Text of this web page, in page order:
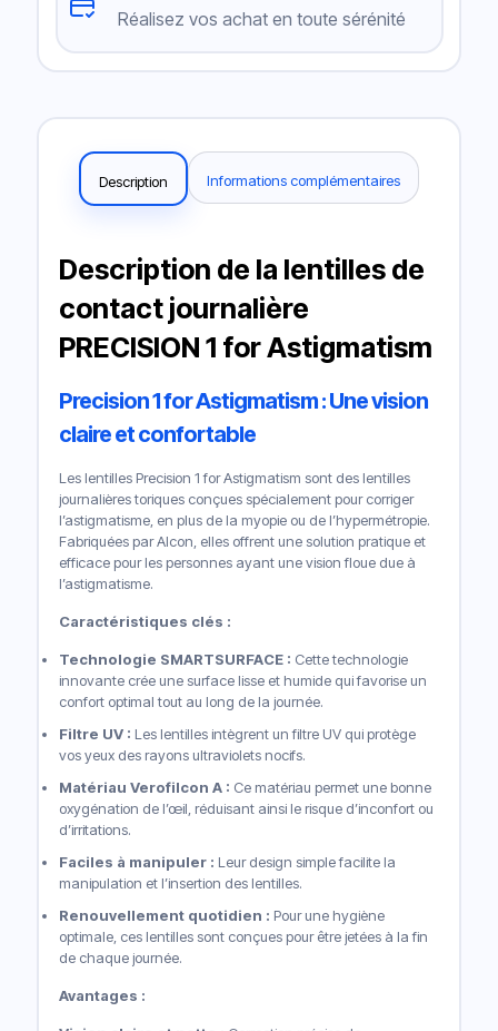
Réalisez vos achat en toute sérénité
Description Informations complémentaires
Description de la lentilles de
contact journalière
PRECISION 1 for Astigmatism
Precision 1 for Astigmatism : Une vision
claire et confortable
Les lentilles Precision 1 for Astigmatism sont des lentilles
journalières toriques conçues spécialement pour corriger
l’astigmatisme, en plus de la myopie ou de l’hypermétropie.
Fabriquées par Alcon, elles offrent une solution pratique et
efficace pour les personnes ayant une vision floue due à
l’astigmatisme.
Caractéristiques clés :
Technologie SMARTSURFACE : Cette technologie
innovante crée une surface lisse et humide qui favorise un
confort optimal tout au long de la journée.
Filtre UV : Les lentilles intègrent un filtre UV qui protège
vos yeux des rayons ultraviolets nocifs.
Matériau Verofilcon A : Ce matériau permet une bonne
oxygénation de l’œil, réduisant ainsi le risque d’inconfort ou
d’irritations.
Faciles à manipuler : Leur design simple facilite la
manipulation et l’insertion des lentilles.
Renouvellement quotidien : Pour une hygiène
optimale, ces lentilles sont conçues pour être jetées à la fin
de chaque journée.
Avantages :